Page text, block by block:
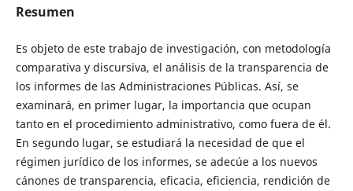
Resumen
Es objeto de este trabajo de investigación, con metodología
comparativa y discursiva, el análisis de la transparencia de
los informes de las Administraciones Públicas. Así, se
examinará, en primer lugar, la importancia que ocupan
tanto en el procedimiento administrativo, como fuera de él.
En segundo lugar, se estudiará la necesidad de que el
régimen jurídico de los informes, se adecúe a los nuevos
cánones de transparencia, eficacia, eficiencia, rendición de